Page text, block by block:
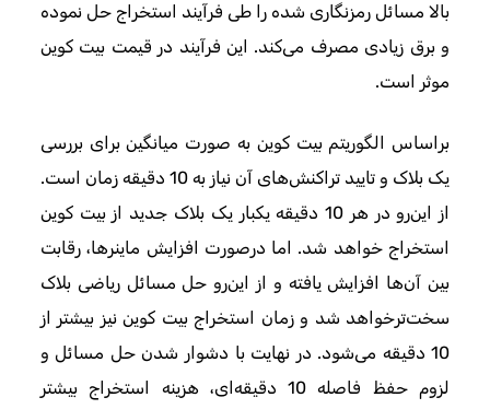
بالا مسائل رمزنگاری شده را طی فرآیند استخراج حل نموده
و برق زیادی مصرف می‌کند. این فرآیند در قیمت بیت کوین
موثر است.
براساس الگوریتم بیت کوین به صورت میانگین برای بررسی
یک بلاک و تایید تراکنش‌های آن نیاز به 10 دقیقه زمان است.
از این‌رو در هر 10 دقیقه یکبار یک بلاک جدید از بیت کوین
استخراج خواهد شد. اما درصورت افزایش ماینرها، رقابت
بین آن‌ها افزایش یافته و از این‌رو حل مسائل ریاضی بلاک
سخت‌ترخواهد شد و زمان استخراج بیت کوین نیز بیشتر از
10 دقیقه می‌شود. در نهایت با دشوار شدن حل مسائل و
لزوم حفظ فاصله 10 دقیقه‌ای، هزینه استخراج بیشتر